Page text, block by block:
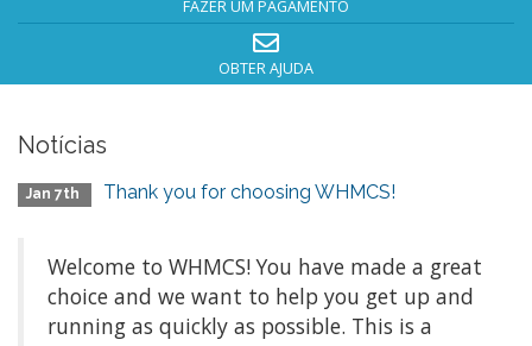
FAZER UM PAGAMENTO
OBTER AJUDA
Notícias
Jan 7th Thank you for choosing WHMCS!
Welcome to WHMCS! You have made a great
choice and we want to help you get up and
running as quickly as possible. This is a